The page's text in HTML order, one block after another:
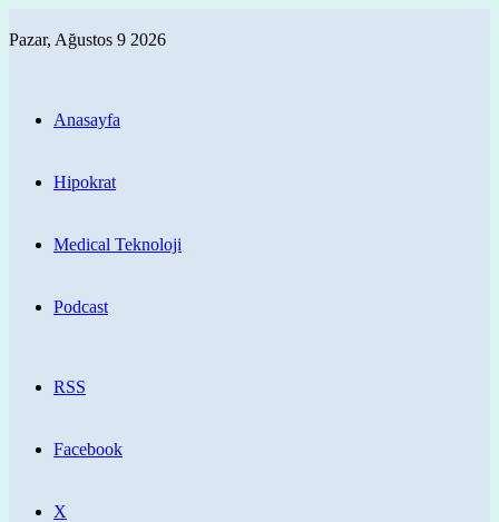
Pazar, Ağustos 9 2026
Anasayfa
Hipokrat
Medical Teknoloji
Podcast
RSS
Facebook
X